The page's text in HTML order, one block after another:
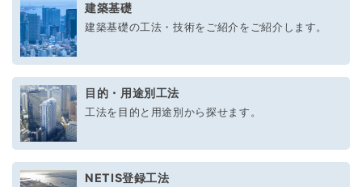
建築基礎
建築基礎の工法・技術をご紹介をご紹介します。
目的・用途別工法
工法を目的と用途別から探せます。
NETIS登録工法